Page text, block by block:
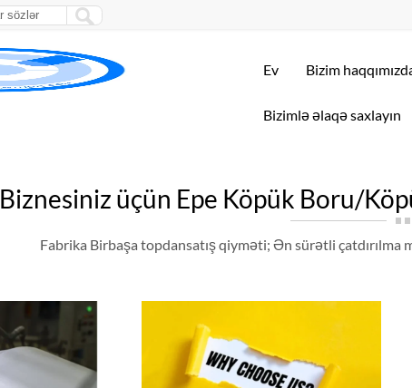
Ev Bizim
Bizimlə əlaqə saxlayın
Biznesiniz üçün Epe Köpük Boru/
Fabrika Birbaşa topdansatış qiyməti; Ən sürətli